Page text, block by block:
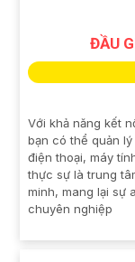
ĐẦU
Với khả năng kết
bạn có thể quản
điện thoại, máy
thực sự là trung
minh, mang lại sự
chuyên nghiệp